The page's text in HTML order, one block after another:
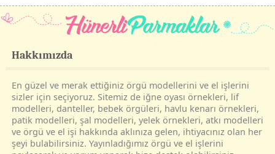
Hakkımızda
En güzel ve merak ettiğiniz örgü modellerini ve el işlerini
sizler için seçiyoruz. Sitemiz de iğne oyası örnekleri, lif
modelleri, danteller, bebek örgüleri, havlu kenarı örnekleri,
patik modelleri, şal modelleri, yelek örnekleri, atkı modelleri
ve örgü ve el işi hakkında aklınıza gelen, ihtiyacınız olan her
şeyi bulabilirsiniz. Yayınladığımız örgü ve el işlerini